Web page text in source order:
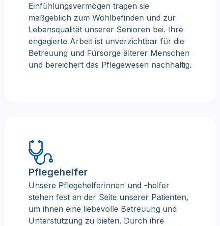
Einfühlungsvermögen tragen sie
maßgeblich zum Wohlbefinden und zur
Lebensqualität unserer Senioren bei. Ihre
engagierte Arbeit ist unverzichtbar für die
Betreuung und Fürsorge älterer Menschen
und bereichert das Pflegewesen nachhaltig.
Pflegehelfer
Unsere Pflegehelferinnen und -helfer
stehen fest an der Seite unserer Patienten,
um ihnen eine liebevolle Betreuung und
Unterstützung zu bieten. Durch ihre